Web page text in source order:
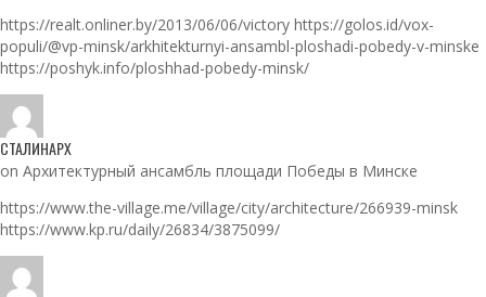
https://realt.onliner.by/2013/06/06/victory https://golos.id/vox-
populi/@vp-minsk/arkhitekturnyi-ansambl-ploshadi-pobedy-v-minske
https://poshyk.info/ploshhad-pobedy-minsk/
СТАЛИНАРХ
on Архитектурный ансамбль площади Победы в Минске
https://www.the-village.me/village/city/architecture/266939-minsk
https://www.kp.ru/daily/26834/3875099/